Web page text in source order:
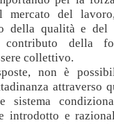
mercato del
della qualità e del
della
collettivo.
non è
attraverso
sistema
introdotto e